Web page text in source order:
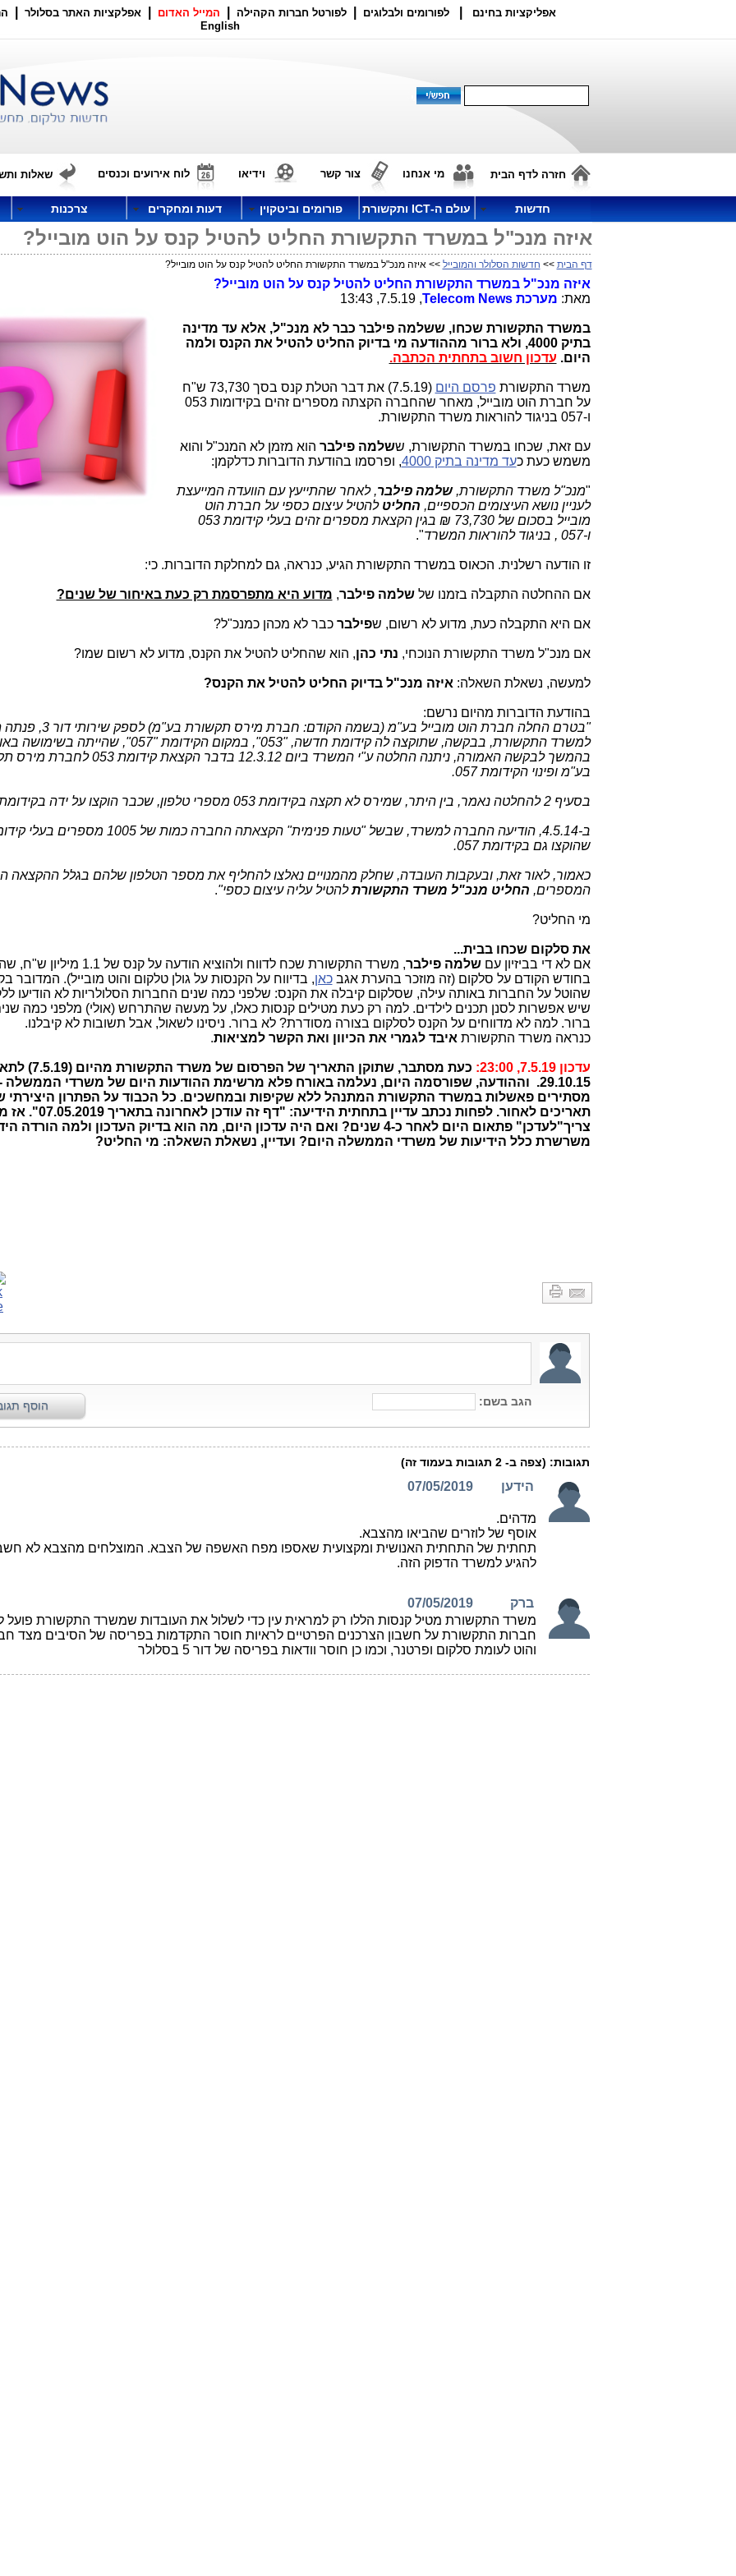
אפליקציות בחינם לפורומים ולבלוגים לפורטל חברות הקהילה המייל האדום אפלקציות האתר בסלולר
English
חזרה לדף הבית מי אנחנו צור קשר וידיאו לוח אירועים וכנסים שאלות
חדשות עולם ה-ICT ותקשורת פורומים וביטקוין דעות ומחקרים צרכנות
איזה מנכ"ל במשרד התקשורת החליט להטיל קנס על הוט מובייל?
דף הבית >> חדשות הסלולר והמובייל >> איזה מנכ"ל במשרד התקשורת החליט להטיל קנס על הוט מובייל?
איזה מנכ"ל במשרד התקשורת החליט להטיל קנס על הוט מובייל?
מאת: מערכתTelecom News
, 7.5.19, 13:43
במשרד התקשורת שכחו, ששלמה פילבר כבר לא מנכ"ל, אלא עד מדינה
בתיק 4000, ולא ברור מההודעה מי בדיוק החליט להטיל את הקנס ולמה
היום. עדכון חשוב בתחתית הכתבה.
משרד התקשורת פרסם היום
(7.5.19) את דבר הטלת קנס בסך 73,730 ש"ח
על חברת הוט מובייל, מאחר שהחברה הקצתה מספרים זהים בקידומות 053
ו-057 בניגוד להוראות משרד התקשורת.
עם זאת, שכחו במשרד התקשורת, ששלמה פילבר הוא מזמן לא המנכ"ל והוא
משמש כעת כעד מדינה בתיק 4000 , ופרסמו בהודעת הדוברות כדלקמן:
"מנכ"ל משרד התקשורת,שלמה פילבר, לאחר שהתייעץ עם הוועדה המייעצת
לעניין נושא העיצומים הכספיים, החליטלהטיל עיצום כספי על חברת הוט
מובייל בסכום של 73,730 ₪ בגין הקצאת מספרים זהים בעלי קידומת 053
ו-057 , בניגוד להוראות המשרד
".
זו הודעה רשלנית. הכאוס במשרד התקשורת הגיע, כנראה, גם למחלקת הדוברות. כי:
אם ההחלטה התקבלה בזמנו שלשלמה פילבר, מדוע היא מתפרסמת רק כעת באיחור של שנים?
אם היא התקבלה כעת, מדוע לא רשום, שפילבר כבר לא מכהן כמנכ"ל?
אם מנכ"ל משרד התקשורת הנוכחי, נתי כהן, הוא שהחליט להטיל את הקנס, מדוע לא רשום שמו?
למעשה, נשאלת השאלה: איזה מנכ"ל בדיוק החליט להטיל את הקנס?
בהודעת הדוברות מהיום נרשם:
"בטרם החלה חברת הוט מובייל בע"מ (בשמה הקודם:
למשרד התקשורת, בבקשה, שתוקצה לה קידומת חדשה, "053", במקום הקידומת "057",
בהמשך לבקשה האמורה, ניתנה החלטה ע"י המשרד ביום 12.3.12 בדבר הקצאת
בע"מ ופינוי הקידומת 057.
בסעיף 2 להחלטה נאמר, בין היתר, שמירס לא תקצה בקידומת 053 מספרי טלפון, שכבר הוקצו על ידה בקידומת 057 .
שהוקצו גם בקידומת 057.
כאמור, לאור זאת, ובעקבות העובדה, שחלק מהמנויים נאלצו להחליף את מספר הטלפון שלהם בגלל ההקצאה
המספרים, החליט מנכ"ל משרד התקשורתלהטיל עליה עיצום כספי".
מי החליט?
את סלקום שכחו בבית...
אם לא די בביזיון עםשלמה פילבר
, משרד התקשורת שכח לדווח ולהוציא הודעה על קנס של 1.1
בחודש הקודם על סלקום (זה מוזכר בהערת אגבכאן, בדיווח על הקנסות על גולן טלקום והוט מובייל). המדובר
שהוטל על החברות באותה עילה, שסלקום קיבלה את הקנס: שלפני כמה שנים החברות הסלולריות לא הודיעו
שיש אפשרות לסנן תכנים לילדים. למה רק כעת מטילים קנסות כאלו, על מעשה שהתרחש (אולי) מלפני כמה
ברור. למה לא מדווחים על הקנס לסלקום בצורה מסודרת? לא ברור. ניסינו לשאול, אבל תשובות לא קיבלנו.
כנראה משרד התקשורת איבד לגמרי את הכיוון ואת הקשר למציאות.
עדכון 7.5.19, 23:00:
כעת מסתבר, שתוקן התאריך של הפרסום של
29.10.15. וההודעה, שפורסמה היום, נעלמה באורח פלא מרשימת ההודעות היום של משרדי הממשלה -
מסתירים פאשלות במשרד התקשורת המתנהל ללא שקיפות ובמחשכים. כל הכבוד על הפתרון היצירתי
תאריכים לאחור. לפחות נכתב עדיין בתחתית הידיעה: "
דף זה עודכן לאחרונה
צריך"לעדכן" פתאום היום לאחר כ-4 שנים? ואם היה עדכון היום, מה הוא בדיוק העדכון ולמה הורדה
משרשרת כלל הידיעות של משרדי הממשלה היום? ועדיין, נשאלת השאלה: מי החליט?